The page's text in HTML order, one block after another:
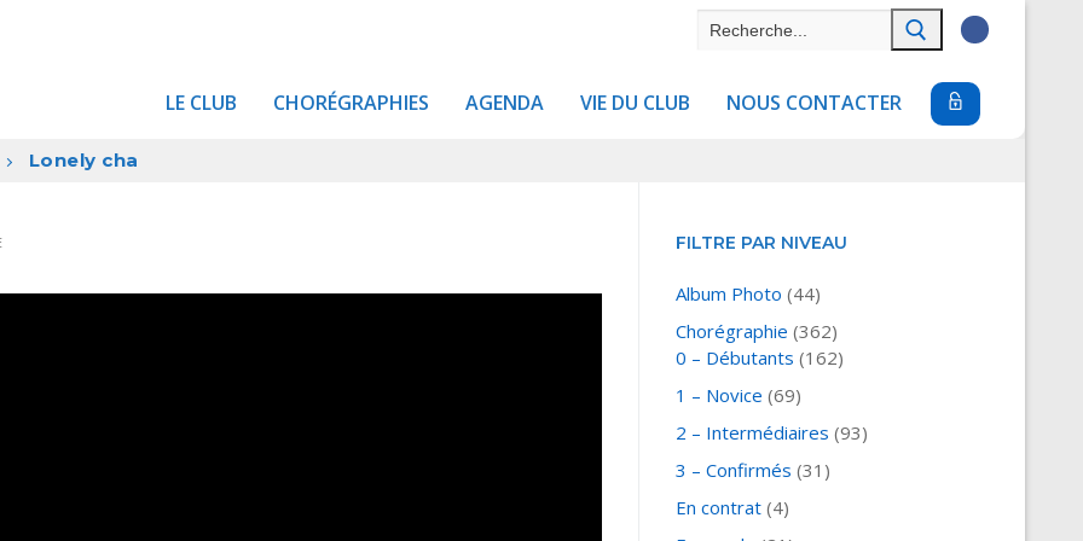
Rechercher
LE CLUB CHORÉGRAPHIES AGENDA VIE DU CLUB NOUS CONTACTER
Lonely cha
FILTRE PAR NIVEAU
Album Photo (44)
Chorégraphie (362)
0 – Débutants (162)
1 – Novice (69)
2 – Intermédiaires (93)
3 – Confirmés (31)
En contrat(4)